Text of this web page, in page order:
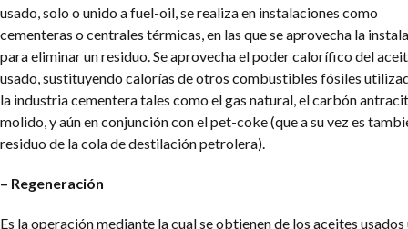
usado, solo o unido a fuel-oil, se realiza en instalaciones como
cementeras o centrales térmicas, en las que se aprovecha la
para eliminar un residuo. Se aprovecha el poder calorífico del
usado, sustituyendo calorías de otros combustibles fósiles
la industria cementera tales como el gas natural, el carbón
molido, y aún en conjunción con el pet-coke (que a su vez es
residuo de la cola de destilación petrolera).
– Regeneración
Es la operación mediante la cual se obtienen de los aceites usados